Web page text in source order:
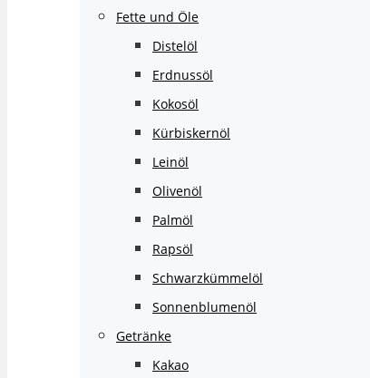
Fette und Öle
Distelöl
Erdnussöl
Kokosöl
Kürbiskernöl
Leinöl
Olivenöl
Palmöl
Rapsöl
Schwarzkümmelöl
Sonnenblumenöl
Getränke
Kakao